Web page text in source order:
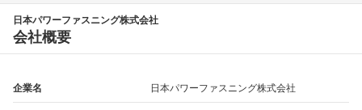
日本パワーファスニング株式会社
会社概要
企業名 日本パワーファスニング株式会社